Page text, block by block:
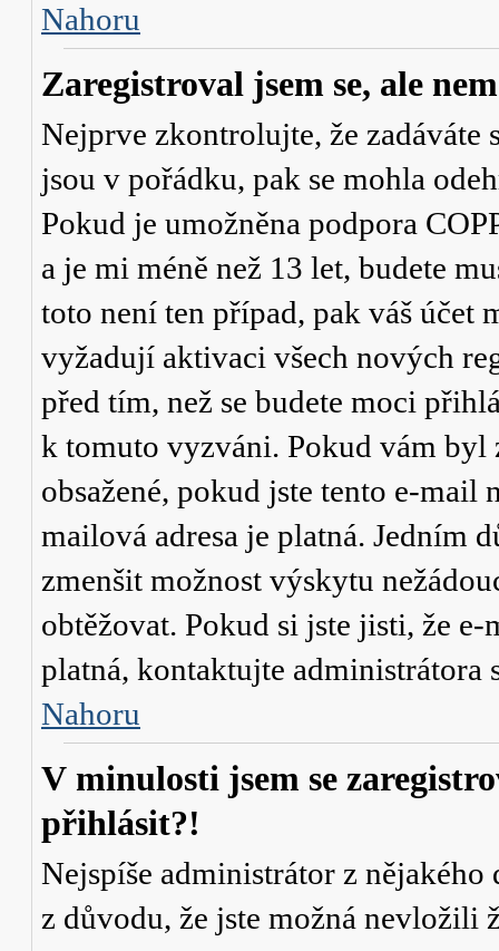
Nahoru
Zaregistroval jsem se, ale
Nejprve zkontrolujte, že zadáváte
jsou v pořádku, pak se mohla
Pokud je umožněna podpora
a je mi méně než 13 let, budete
toto není ten případ, pak váš účet
vyžadují aktivaci všech nových
před tím, než se budete moci
k tomuto vyzváni. Pokud vám byl
obsažené, pokud jste tento e-mail
mailová adresa je platná. Jedním
zmenšit možnost výskytu
obtěžovat. Pokud si jste jisti, že
platná, kontaktujte administrátora
Nahoru
V minulosti jsem se
přihlásit?!
Nejspíše administrátor z
z důvodu, že jste možná nevložili